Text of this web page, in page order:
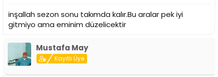
inşallah sezon sonu takımda kalır.Bu aralar pek iyi
gitmiyo ama eminim düzelicektir
Mustafa May
Kayıtlı Üye